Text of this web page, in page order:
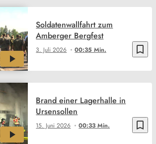
bookmark_border
3. Juli 2026 00:35 Min.
Soldatenwallfahrt zum
Amberger Bergfest
bookmark_border
15. Juni 2026 00:33 Min.
Brand einer Lagerhalle in
Ursensollen